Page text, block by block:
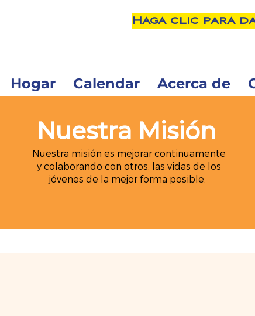
Haga clic para
Hogar Calendar Acerca de
Nuestra Misión
Nuestra misión es mejorar continuamente
y colaborando con otros, las vidas de los
jóvenes de la mejor forma posible.